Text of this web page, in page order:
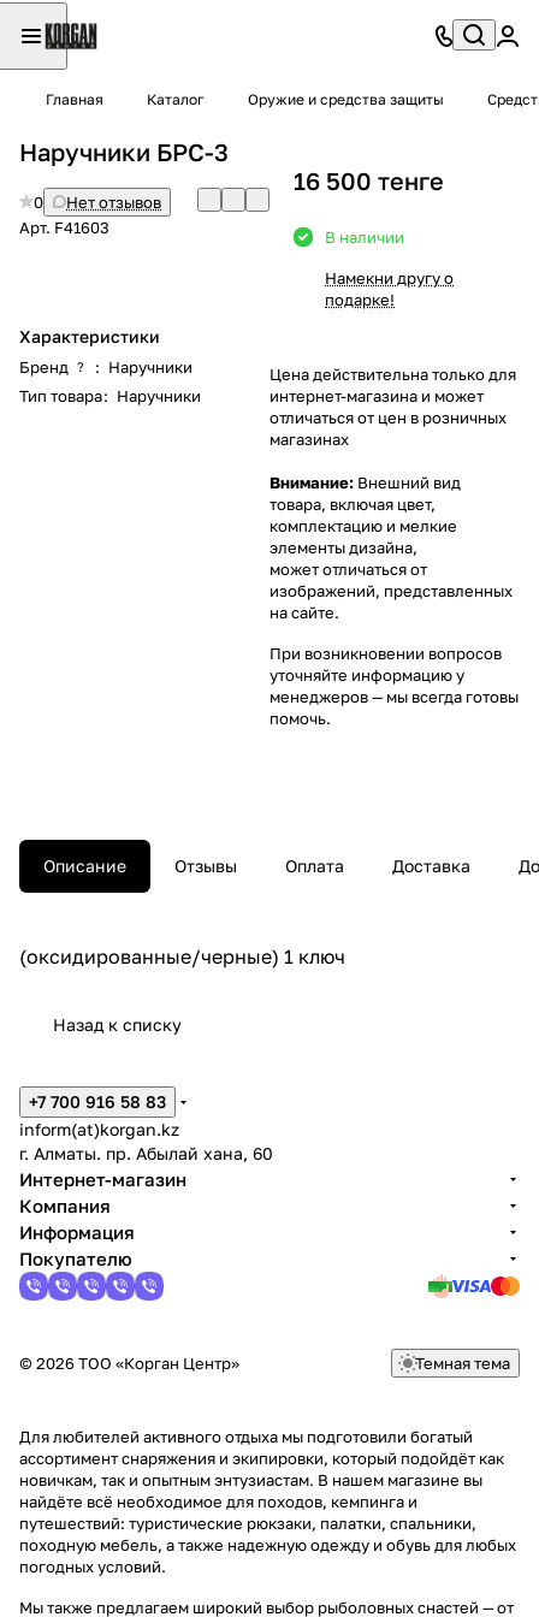
Главная Каталог Оружие и средства защиты
Наручники БРС-3
0
Нет отзывов
Арт. F41603
Характеристики
Бренд ? : Наручники
Тип товара: Наручники
16 500 тенге
В наличии
Намекни другу о
подарке!
Цена действительна только для
интернет-магазина и может
отличаться от цен в розничных
магазинах
Внимание: Внешний вид
товара, включая цвет,
комплектацию и мелкие
элементы дизайна,
может отличаться от
изображений, представленных
на сайте.
При возникновении вопросов
уточняйте информацию у
менеджеров— мы всегда готовы
помочь.
Описание Отзывы Оплата Доставка
(оксидированные/черные) 1 ключ
Назад к списку
+7 700 916 58 83
inform(at)korgan.kz
г. Алматы. пр. Абылай хана, 60
Интернет-магазин
Компания
Информация
Покупателю
© 2026 ТОО «Корган Центр» Темная тема
Для любителей активного отдыха мы подготовили богатый
ассортимент снаряжения и экипировки, который подойдёт как
новичкам, так и опытным энтузиастам. В нашем магазине вы
найдёте всё необходимое для походов, кемпинга и
путешествий: туристические рюкзаки, палатки, спальники,
походную мебель, а также надежную одежду и обувь для любых
погодных условий.
Мы также предлагаем широкий выбор рыболовных снастей — от